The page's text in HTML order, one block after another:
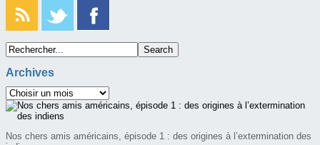
Archives
Nos chers amis américains, épisode 1 : des origines à l’extermination des